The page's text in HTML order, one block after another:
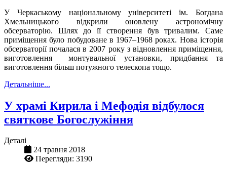
У Черкаському національному університеті ім. Богдана
Хмельницького відкрили оновлену астрономічну
обсерваторію. Шлях до її створення був тривалим. Саме
приміщення було побудоване в 1967–1968 роках. Нова історія
обсерваторії почалася в 2007 року з відновлення приміщення,
виготовлення монтувальної установки, придбання та
виготовлення більш потужного телескопа тощо.
Детальніше...
У храмі Кирила і Мефодія відбулося
святкове Богослужіння
Деталі
24 травня 2018
Перегляди: 3190